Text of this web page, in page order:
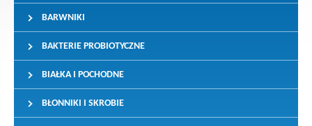
BARWNIKI
BAKTERIE PROBIOTYCZNE
BIAŁKA I POCHODNE
BŁONNIKI I SKROBIE